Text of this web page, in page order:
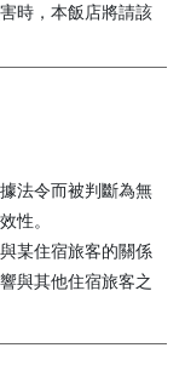
時，本飯店將請該
法令而被判斷為無
性。
某住宿旅客的關係
與其他住宿旅客之